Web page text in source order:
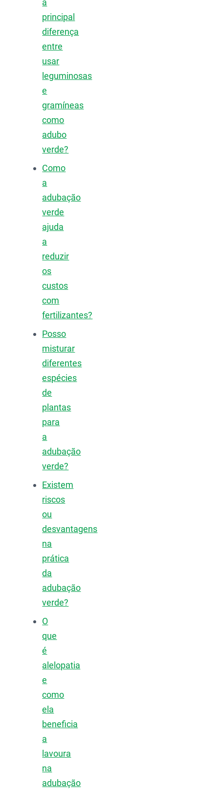
a
principal
diferença
entre
usar
leguminosas
e
gramíneas
como
adubo
verde?
Como
a
adubação
verde
ajuda
a
reduzir
os
custos
com
fertilizantes?
Posso
misturar
diferentes
espécies
de
plantas
para
a
adubação
verde?
Existem
riscos
ou
desvantagens
na
prática
da
adubação
verde?
O
que
é
alelopatia
e
como
ela
beneficia
a
lavoura
na
adubação